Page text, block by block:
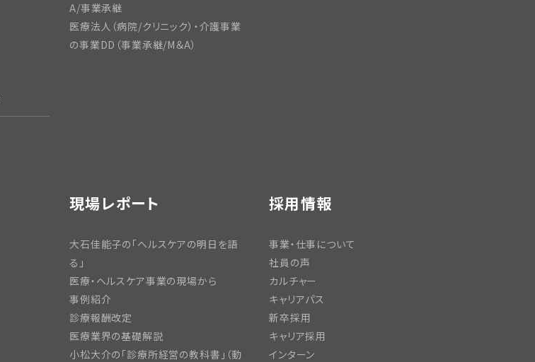
A/事業承継
医療法人（病院/クリニック）・介護事業
の事業DD（事業承継/M＆A）
現場レポート
大石佳能子の「ヘルスケアの明日を語
る」
医療・ヘルスケア事業の現場から
事例紹介
診療報酬改定
医療業界の基礎解説
小松大介の「診療所経営の教科書」（動
採用情報
事業・仕事について
社員の声
カルチャー
キャリアパス
新卒採用
キャリア採用
インターン